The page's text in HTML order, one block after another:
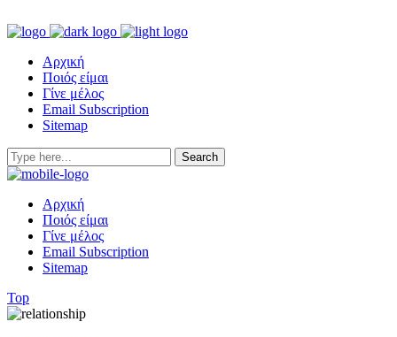
Αρχική
Ποιός είμαι
Γίνε μέλος
Email Subscription
Sitemap
Αρχική
Ποιός είμαι
Γίνε μέλος
Email Subscription
Sitemap
Top